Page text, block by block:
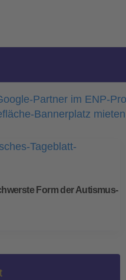
Form der Autismus-